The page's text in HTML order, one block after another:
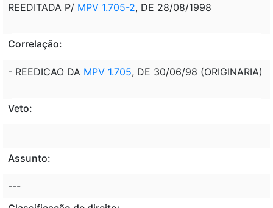
REEDITADA P/ MPV 1.705-2, DE 28/08/1998
Correlação:
- REEDICAO DA MPV 1.705, DE 30/06/98 (ORIGINARIA)
Veto:
Assunto:
---